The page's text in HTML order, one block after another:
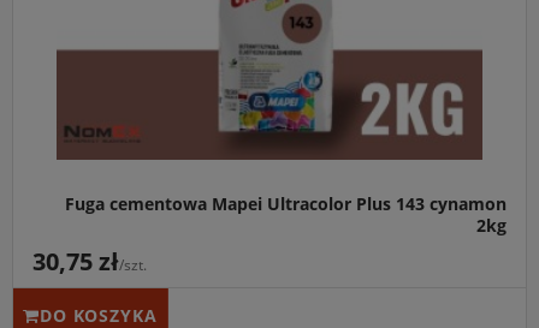
Fuga cementowa Mapei Ultracolor Plus 143 cynamon
2kg
30,75 zł/szt.
DO KOSZYKA